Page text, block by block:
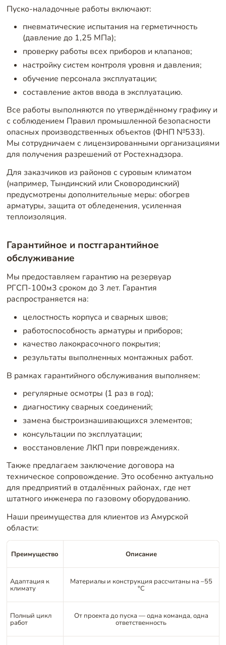
Пуско-наладочные работы включают:
пневматические испытания на герметичность
(давление до 1,25 МПа);
проверку работы всех приборов и клапанов;
настройку систем контроля уровня и давления;
обучение персонала эксплуатации;
составление актов ввода в эксплуатацию.
Все работы выполняются по утверждённому графику и
с соблюдением Правил промышленной безопасности
опасных производственных объектов (ФНП №533).
Мы сотрудничаем с лицензированными организациями
для получения разрешений от Ростехнадзора.
Для заказчиков из районов с суровым климатом
(например, Тындинский или Сковородинский)
предусмотрены дополнительные меры: обогрев
арматуры, защита от обледенения, усиленная
теплоизоляция.
Гарантийное и постгарантийное
обслуживание
Мы предоставляем гарантию на резервуар
РГСП-100м3 сроком до 3 лет. Гарантия
распространяется на:
целостность корпуса и сварных швов;
работоспособность арматуры и приборов;
качество лакокрасочного покрытия;
результаты выполненных монтажных работ.
В рамках гарантийного обслуживания выполняем:
регулярные осмотры (1 раз в год);
диагностику сварных соединений;
замена быстроизнашивающихся элементов;
консультации по эксплуатации;
восстановление ЛКП при повреждениях.
Также предлагаем заключение договора на
техническое сопровождение. Это особенно актуально
для предприятий в отдалённых районах, где нет
штатного инженера по газовому оборудованию.
Наши преимущества для клиентов из Амурской
области:
Преимущество Описание
Адаптация к
климату
Материалы и конструкция рассчитаны на –55
°C
Полный цикл
работ
От проекта до пуска — одна команда, одна
ответственность